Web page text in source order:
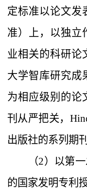
定标准以论文发
准）上，以独立
业相关的科研论
大学智库研究成
为相应级别的论
刊从严把关，
出版社的系列期
（2）以第
的国家发明专利授